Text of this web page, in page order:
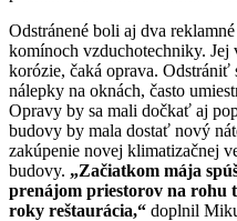
Odstránené boli aj dva
komínoch vzduchotechniky. Jej
korózie, čaká oprava. Odstrániť
nálepky na oknách, často
Opravy by sa mali dočkať aj
budovy by mala dostať nový
zakúpenie novej klimatizačnej
budovy. „Začiatkom mája
prenájom priestorov na rohu
roky reštaurácia,“ doplnil